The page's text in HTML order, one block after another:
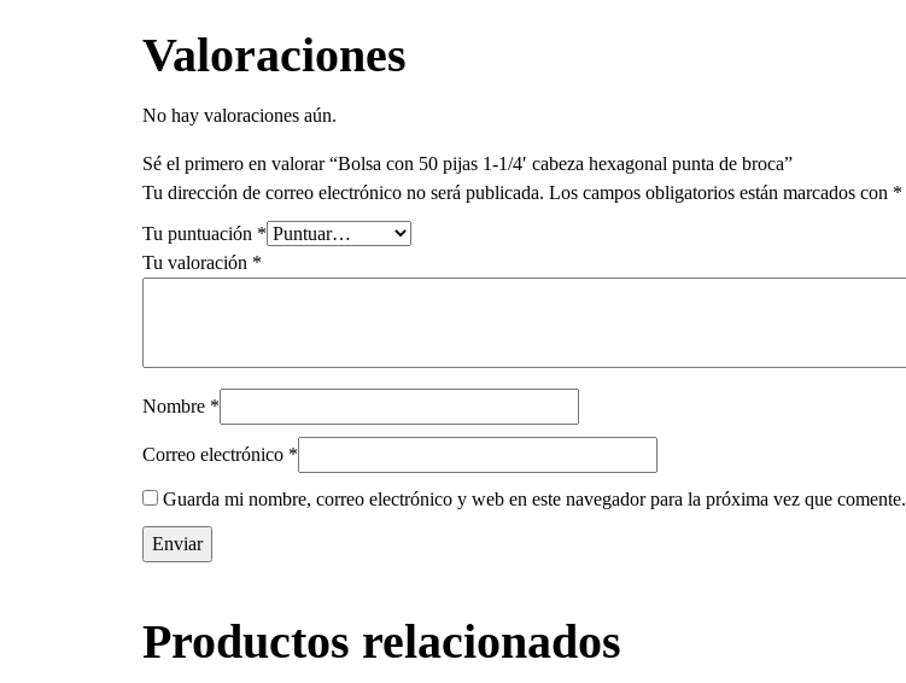
Valoraciones
No hay valoraciones aún.
Sé el primero en valorar “Bolsa con 50 pijas 1-1/4′ cabeza hexagonal punta de broca”
Tu dirección de correo electrónico no será publicada. Los campos obligatorios están marcados con *
Tu puntuación *
Tu valoración *
Nombre *
Correo electrónico *
Guarda mi nombre, correo electrónico y web en este navegador para la próxima vez que comente.
Productos relacionados